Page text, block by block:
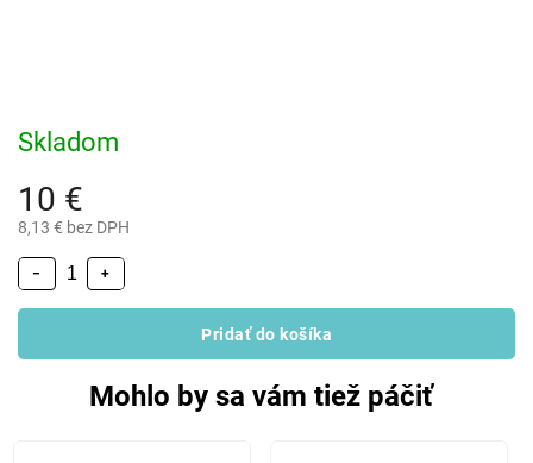
10 €
8,13 € bez DPH
Skladom
+
−
Pridať do košíka
Mohlo by sa vám tiež páčiť